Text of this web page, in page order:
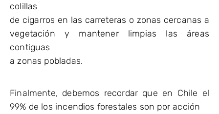
colillas
de cigarros en las carreteras o zonas cercanas a
vegetación y mantener limpias las áreas
contiguas
a zonas pobladas.
Finalmente, debemos recordar que en Chile el
99% de los incendios forestales son por acción